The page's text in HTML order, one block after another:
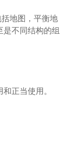
地图，平衡地
是不同结构的组
正当使用。